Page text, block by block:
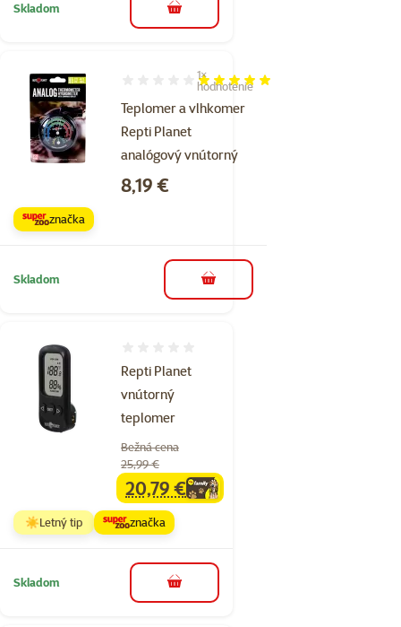
Skladom do košíka
Teplomer a vlhkomer
Repti Planet
analógový vnútorný
Hodnotenie 100%, počet hodnotení: 1
1×
hodnotenie
Cena
8,19 €
značka
Skladom do košíka
Repti Planet
vnútorný
teplomer
Bežná cena
25,99 €
familycena
20,79 €
☀️Letný tip značka
Skladom do košíka